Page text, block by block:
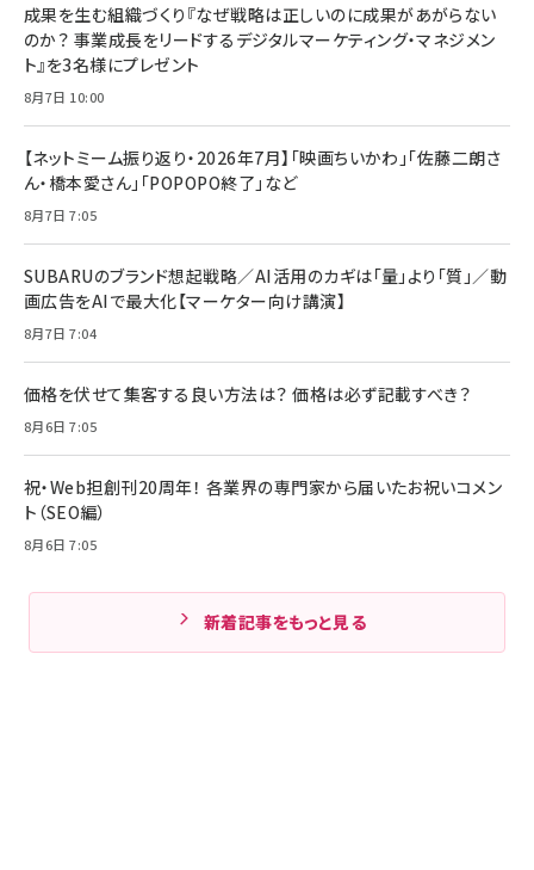
成果を生む組織づくり『なぜ戦略は正しいのに成果があがらない
のか？ 事業成長をリードするデジタルマーケティング・マネジメン
ト』を3名様にプレゼント
8月7日 10:00
【ネットミーム振り返り・2026年7月】「映画ちいかわ」「佐藤二朗さ
ん・橋本愛さん」「POPOPO終了」など
8月7日 7:05
SUBARUのブランド想起戦略／AI活用のカギは「量」より「質」／動
画広告をAIで最大化【マーケター向け講演】
8月7日 7:04
価格を伏せて集客する良い方法は？ 価格は必ず記載すべき？
8月6日 7:05
祝・Web担創刊20周年！ 各業界の専門家から届いたお祝いコメン
ト（SEO編）
8月6日 7:05
新着記事をもっと見る